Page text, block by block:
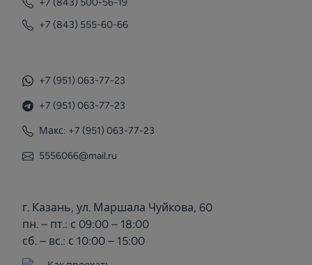
+7 (843) 500-56-19
+7 (843) 555-60-66
+7 (951) 063-77-23
+7 (951) 063-77-23
Макс: +7 (951) 063-77-23
5556066@mail.ru
г. Казань, ул. Маршала Чуйкова, 60
пн. – пт.: с 09:00 – 18:00
сб. – вс.: с 10:00 – 15:00